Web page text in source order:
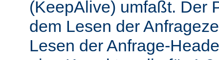
(KeepAlive) umfaßt. Der
dem Lesen der
Lesen der Anfrage-